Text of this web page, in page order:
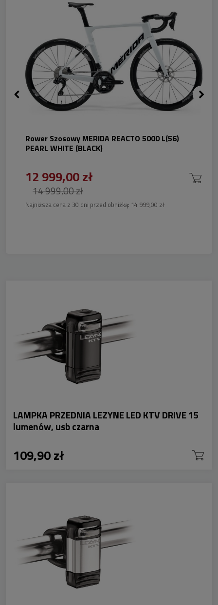
Rower Szosowy MERIDA REACTO 5000 L(56)
PEARL WHITE (BLACK)
12 999,00 zł
14 999,00 zł
Najniższa cena z 30 dni przed obniżką: 14 999,00 zł
LAMPKA PRZEDNIA LEZYNE LED KTV DRIVE 15
lumenów, usb czarna
109,90 zł